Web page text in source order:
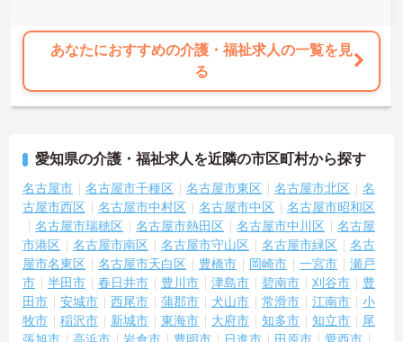
あなたにおすすめの介護・福祉求人の一覧を見
る
愛知県の介護・福祉求人を近隣の市区町村から探す
名古屋市 名古屋市千種区 名古屋市東区 名古屋市北区
名
古屋市西区
名古屋市中村区 名古屋市中区
名古屋市昭和区
名古屋市瑞穂区
名古屋市熱田区 名古屋市中川区
名古屋
市港区
名古屋市南区 名古屋市守山区 名古屋市緑区
名古
屋市名東区
名古屋市天白区 豊橋市 岡崎市 一宮市
瀬戸
市
半田市 春日井市 豊川市 津島市 碧南市 刈谷市
豊
田市
安城市 西尾市 蒲郡市 犬山市 常滑市 江南市
小
牧市
稲沢市 新城市 東海市 大府市 知多市 知立市
尾
張旭市
高浜市 岩倉市 豊明市 日進市 田原市 愛西市